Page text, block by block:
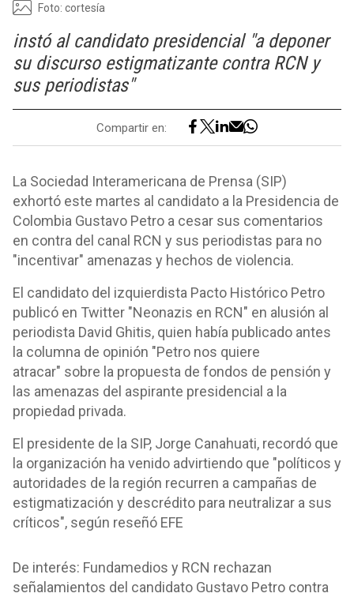
Foto: cortesía
instó al candidato presidencial "a deponer
su discurso estigmatizante contra RCN y
sus periodistas"
Compartir en:
La Sociedad Interamericana de Prensa (SIP)
exhortó este martes al candidato a la Presidencia de
Colombia Gustavo Petro a cesar sus comentarios
en contra del canal RCN y sus periodistas para no
"incentivar" amenazas y hechos de violencia.
El candidato del izquierdista Pacto Histórico Petro
publicó en Twitter "Neonazis en RCN" en alusión al
periodista David Ghitis, quien había publicado antes
la columna de opinión "Petro nos quiere
atracar" sobre la propuesta de fondos de pensión y
las amenazas del aspirante presidencial a la
propiedad privada.
El presidente de la SIP, Jorge Canahuati, recordó que
la organización ha venido advirtiendo que "políticos y
autoridades de la región recurren a campañas de
estigmatización y descrédito para neutralizar a sus
críticos", según reseñó EFE
De interés: Fundamedios y RCN rechazan
señalamientos del candidato Gustavo Petro contra